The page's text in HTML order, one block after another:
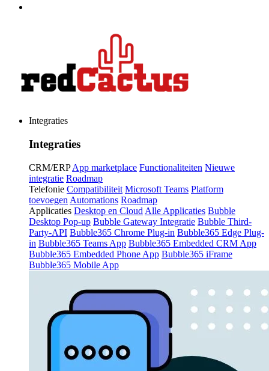
Integraties
Integraties
CRM/ERP App marketplace Functionaliteiten Nieuwe
integratie Roadmap
Telefonie Compatibiliteit Microsoft Teams Platform
toevoegen Automations Roadmap
Applicaties Desktop en Cloud Alle Applicaties Bubble
Desktop Pop-up Bubble Gateway Integratie Bubble Third-
Party-API Bubble365 Chrome Plug-in Bubble365 Edge Plug-
in Bubble365 Teams App Bubble365 Embedded CRM App
Bubble365 Embedded Phone App Bubble365 iFrame
Bubble365 Mobile App